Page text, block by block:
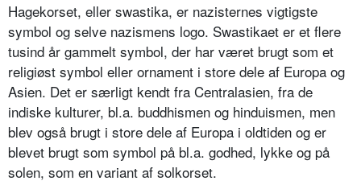
Hagekorset, eller swastika, er nazisternes vigtigste
symbol og selve nazismens logo. Swastikaet er et flere
tusind år gammelt symbol, der har været brugt som et
religiøst symbol eller ornament i store dele af Europa og
Asien. Det er særligt kendt fra Centralasien, fra de
indiske kulturer, bl.a. buddhismen og hinduismen, men
blev også brugt i store dele af Europa i oldtiden og er
blevet brugt som symbol på bl.a. godhed, lykke og på
solen, som en variant af solkorset.